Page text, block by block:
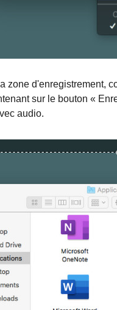
zone d'enregistrement,
sur le bouton «
audio.